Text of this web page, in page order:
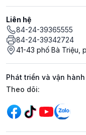
Liên hệ
84-24-39365555
84-24-39342724
41-43 phố Bà Triệu,
Phát triển và vận
Mạng xã hội
Theo dõi: